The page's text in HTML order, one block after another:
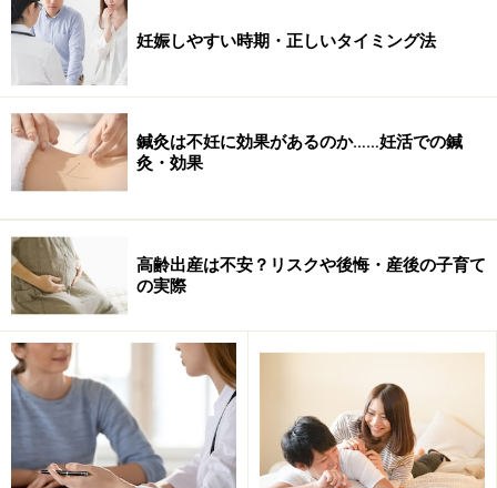
1999年は100人に1人の割合で体外受精児が誕生していま
したが、14年間で27人に1人を時代になったということ
です。
一方、アメリカはどれくらい行っているのかというと、
2012年に全米で176,247周期の体外受精が行われ、前年
比では約2000人増となる計61740人の新生児が誕生して
います。同年にアメリカで生まれた新生児は約390万人
で、体外受精の比率は1.5％強となります。
妊娠しやすい時期・正しいタイミング法
鍼灸は不妊に効果があるのか……妊活での鍼
灸・効果
高齢出産は不安？リスクや後悔・産後の子育て
の実際